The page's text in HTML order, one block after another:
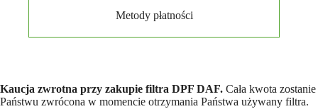
Metody płatności
Kaucja zwrotna przy zakupie filtra DPF DAF. Cała kwota zostanie
Państwu zwrócona w momencie otrzymania Państwa używany filtra.